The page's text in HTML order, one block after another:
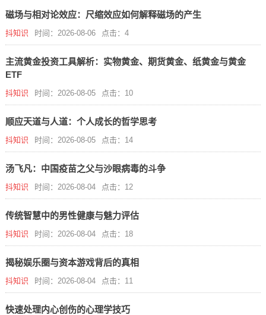
磁场与相对论效应：尺缩效应如何解释磁场的产生
抖知识 时间：2026-08-06 点击：4
主流黄金投资工具解析：实物黄金、期货黄金、纸黄金与黄金
ETF
抖知识 时间：2026-08-05 点击：10
顺应天道与人道：个人成长的哲学思考
抖知识 时间：2026-08-05 点击：14
汤飞凡：中国疫苗之父与沙眼病毒的斗争
抖知识 时间：2026-08-04 点击：12
传统智慧中的男性健康与魅力评估
抖知识 时间：2026-08-04 点击：18
揭秘娱乐圈与资本游戏背后的真相
抖知识 时间：2026-08-04 点击：11
快速处理内心创伤的心理学技巧